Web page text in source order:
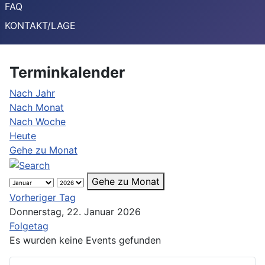
FAQ
KONTAKT/LAGE
Terminkalender
Nach Jahr
Nach Monat
Nach Woche
Heute
Gehe zu Monat
Gehe zu Monat
Vorheriger Tag
Donnerstag, 22. Januar 2026
Folgetag
Es wurden keine Events gefunden